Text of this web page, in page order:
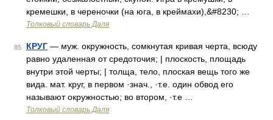
кремешки, в череночки (на юга, в креймахи),&#8230; …
Толковый словарь Даля
85 КРУГ — муж. окружность, сомкнутая кривая черта, всюду
равно удаленная от средоточия; | плоскость, площадь
внутри этой черты; | толща, тело, плоская вещь того же
вида. мат. круг, в первом ·знач., ·т.е. один обвод его
называют окружностью; во втором, ·т.е …
Толковый словарь Даля